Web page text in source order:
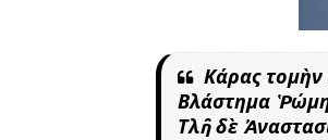
Κάρας τομὴν
Βλάστημα
Τλῆ δὲ